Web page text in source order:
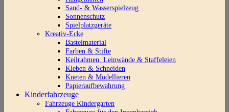
Sand- & Wasserspielzeug
Sonnenschutz
Spielplatzgeräte
Kreativ-Ecke
Bastelmaterial
Farben & Stifte
Keilrahmen, Leinwände & Staffeleien
Kleben & Schneiden
Kneten & Modellieren
Papieraufbewahrung
Kinderfahrzeuge
Fahrzeuge Kindergarten